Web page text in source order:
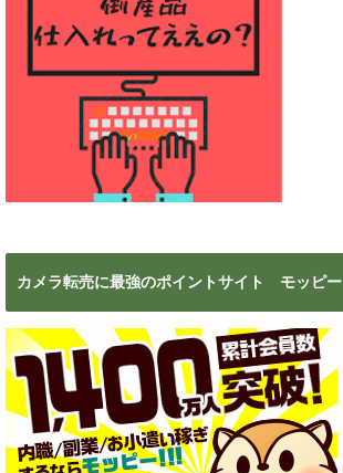
カメラ転売に最強のポイントサイト モッピー